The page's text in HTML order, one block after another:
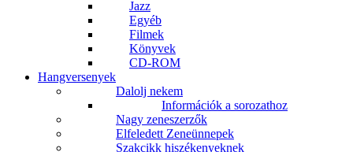
Jazz
Egyéb
Filmek
Könyvek
CD-ROM
Hangversenyek
Dalolj nekem
Információk a sorozathoz
Nagy zeneszerzők
Elfeledett Zeneünnepek
Szakcikk hiszékenyeknek